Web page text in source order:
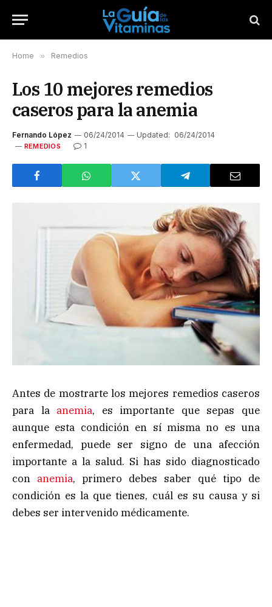
Home » Remedios
Los 10 mejores remedios
caseros para la anemia
Fernando López 06/24/2014 Updated: 06/24/2014
REMEDIOS 1
Antes de mostrarte los mejores remedios caseros
para laanemia, es importante que sepas que
aunque esta condición en sí misma no es una
enfermedad, puede ser signo de una afección
importante a la salud. Si has sido diagnosticado
con anemia, primero debes saber qué tipo de
condición es la que tienes, cuál es su causa y si
debes ser intervenido médicamente.